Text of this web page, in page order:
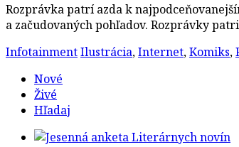
Rozprávka patrí azda k
a začudovaných pohľadov. Rozprávky
InfotainmentIlustrácia,Internet,Komiks,
Nové
Živé
Hľadaj